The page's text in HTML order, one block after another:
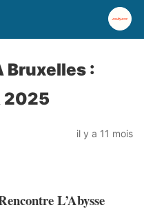
Bruxelles :
2025
il y a 11 mois
L’Abysse